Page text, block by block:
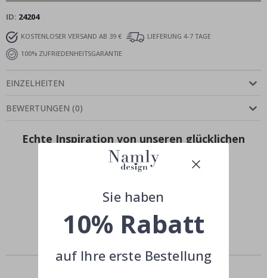
ID 24204
KOSTENLOSER VERSAND AB 39 €
LIEFERUNG 4-7 TAGE
100% ZUFRIEDENHEITSGARANTIE
EINZELHEITEN
BEWERTUNGEN (0)
Echte Inspiration von unseren glücklichen
Kunden!
Teile dein Bild mit #namly_design
Ähnliche Produkte
Sie haben
10% Rabatt
auf Ihre erste Bestellung